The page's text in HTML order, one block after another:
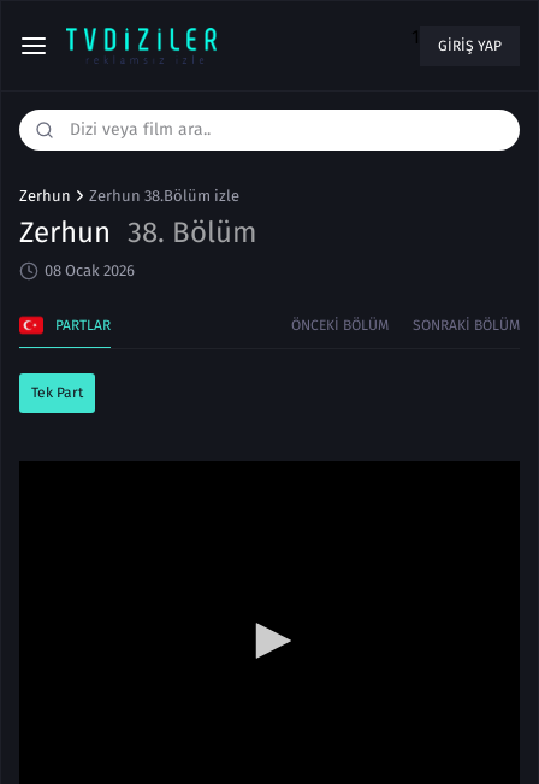
1 GIRIŞ YAP
Zerhun Zerhun 38.Bölüm izle
Zerhun 38. Bölüm
08 Ocak 2026
PARTLAR ÖNCEKI BÖLÜM SONRAKI BÖLÜM
Tek Part